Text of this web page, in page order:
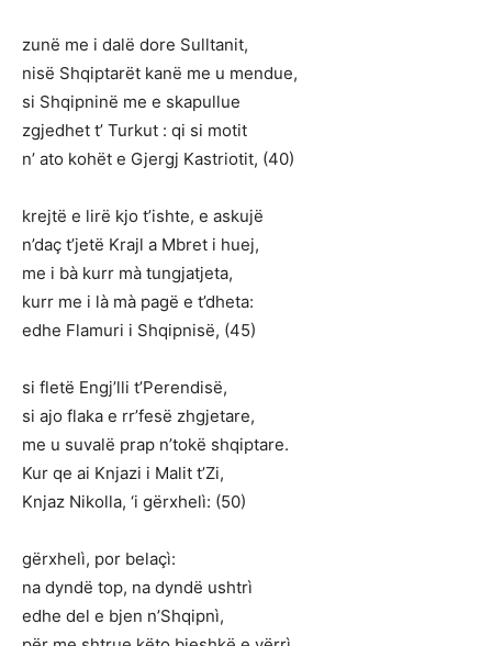
zunë me i dalë dore Sulltanit,
nisë Shqiptarët kanë me u mendue,
si Shqipninë me e skapullue
zgjedhet t’ Turkut : qi si motit
n’ ato kohët e Gjergj Kastriotit, (40)
krejtë e lirë kjo t’ishte, e askujë
n’daç t’jetë Krajl a Mbret i huej,
me i bà kurr mà tungjatjeta,
kurr me i là mà pagë e t’dheta:
edhe Flamuri i Shqipnisë, (45)
si fletë Engj’lli t’Perendisë,
si ajo flaka e rr’fesë zhgjetare,
me u suvalë prap n’tokë shqiptare.
Kur qe ai Knjazi i Malit t’Zi,
Knjaz Nikolla, ‘i gërxhelì: (50)
gërxhelì, por belaçì:
na dyndë top, na dyndë ushtrì
edhe del e bjen n’Shqipnì,